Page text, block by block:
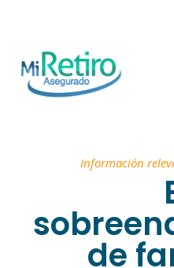
Información
de